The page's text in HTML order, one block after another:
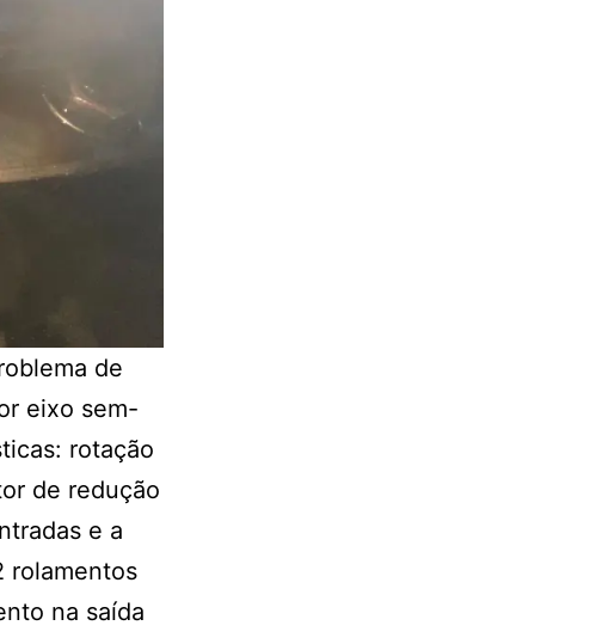
de
eixo sem-
rotação
de redução
e a
rolamentos
na saída